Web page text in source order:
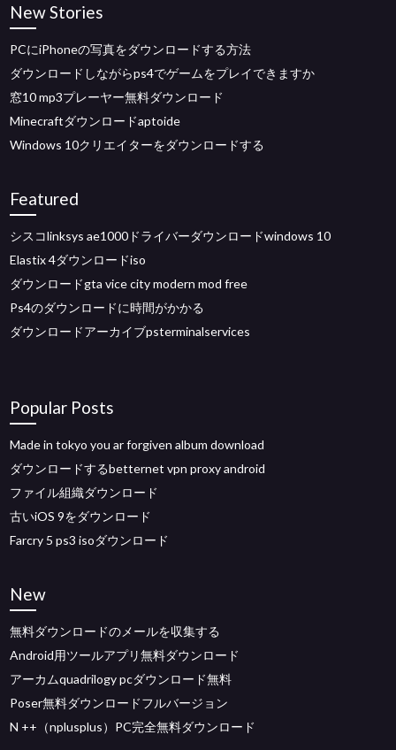
New Stories
PCにiPhoneの写真をダウンロードする方法
ダウンロードしながらps4でゲームをプレイできますか
窓10 mp3プレーヤー無料ダウンロード
Minecraftダウンロードaptoide
Windows 10クリエイターをダウンロードする
Featured
シスコlinksys ae1000ドライバーダウンロードwindows 10
Elastix 4ダウンロードiso
ダウンロードgta vice city modern mod free
Ps4のダウンロードに時間がかかる
ダウンロードアーカイブpsterminalservices
Popular Posts
Made in tokyo you ar forgiven album download
ダウンロードするbetternet vpn proxy android
ファイル組織ダウンロード
古いiOS 9をダウンロード
Farcry 5 ps3 isoダウンロード
New
無料ダウンロードのメールを収集する
Android用ツールアプリ無料ダウンロード
アーカムquadrilogy pcダウンロード無料
Poser無料ダウンロードフルバージョン
N ++（nplusplus）PC完全無料ダウンロード